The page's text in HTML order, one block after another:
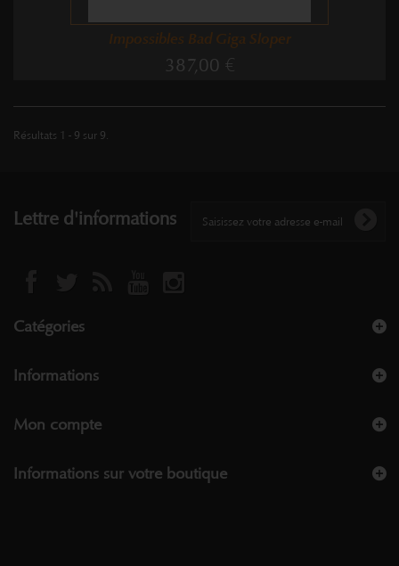
Impossibles Bad Giga Sloper
387,00 €
Résultats 1 - 9 sur 9.
Lettre d'informations
Catégories
Informations
Mon compte
Informations sur votre boutique